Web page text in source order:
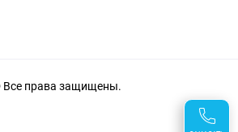
Все права защищены.